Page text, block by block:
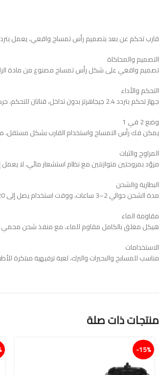
قارب تحكم عن بعد بتصميم رأس تمساح واقعي، يعمل بتردد 2.4 جيجاهرتز، مقاوم للماء، سرعة ممتعة وتحكم سهل، مناسب للمسابح والبحيرات، لعبة مبتكرة للترفيه أو لإبعاد
تصميم واقعي على شكل رأس تمساح مصنوع من مادة
التحكم والأداء
جهاز تحكم بتردد 2.4 جيجاهرتز بدون تداخل، قناتان للتحكم، حركة للأمام والخلف مع انعطاف يمين ويسار، يحاكي حركة التمساح الطبيعية أثناء السباحة بسرعة تصل إلى 10 كم/ساعة.
وضع 2 في 1
يمكن فك رأس التمساح واستخدام القارب بشكل مستقل، مما
المراوح والثبات
مزوّد بمروحتين متوازنتين مع نظام استشعار مائي، لا
البطارية والشحن
مدة الشحن حوالي 2–3 ساعات، ووقت استخدام يصل إلى 20 دقيقة من اللعب المتواصل، مناسب للجلسات الترفيهية القصيرة والممتعة.
مقاومة الماء
هيكل مغلق بالكامل مقاوم للماء، مع منفذ شحن محمي
الاستخدامات
مناسب للمسابح والبحيرات والبرك، لعبة ترفيهية مبتكرة
منتجات ذات صلة
15%-